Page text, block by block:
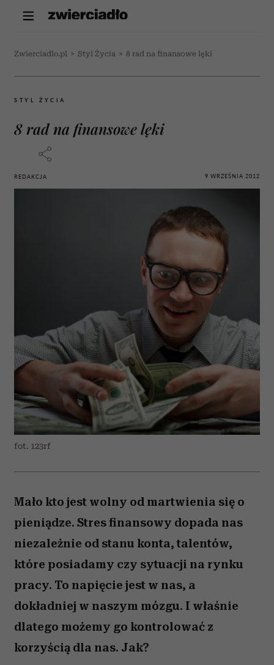
Zwierciadlo.pl > Styl Życia > 8 rad na finansowe lęki
STYL ŻYCIA
8 rad na finansowe lęki
REDAKCJA 9 WRZEŚNIA 2012
fot. 123rf
Mało kto jest wolny od martwienia się o
pieniądze. Stres finansowy dopada nas
niezależnie od stanu konta, talentów,
które posiadamy czy sytuacji na rynku
pracy. To napięcie jest w nas, a
dokładniej w naszym mózgu. I właśnie
dlatego możemy go kontrolować z
korzyścią dla nas. Jak?